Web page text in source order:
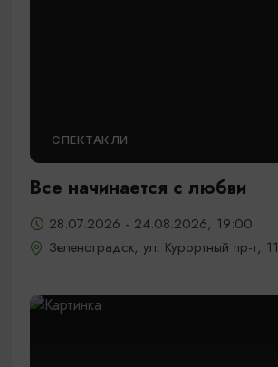
СПЕКТАКЛИ
Все начинается с любви
28.07.2026 - 24.08.2026, 19:00
Зеленоградск, ул. Курортный пр-т, 11